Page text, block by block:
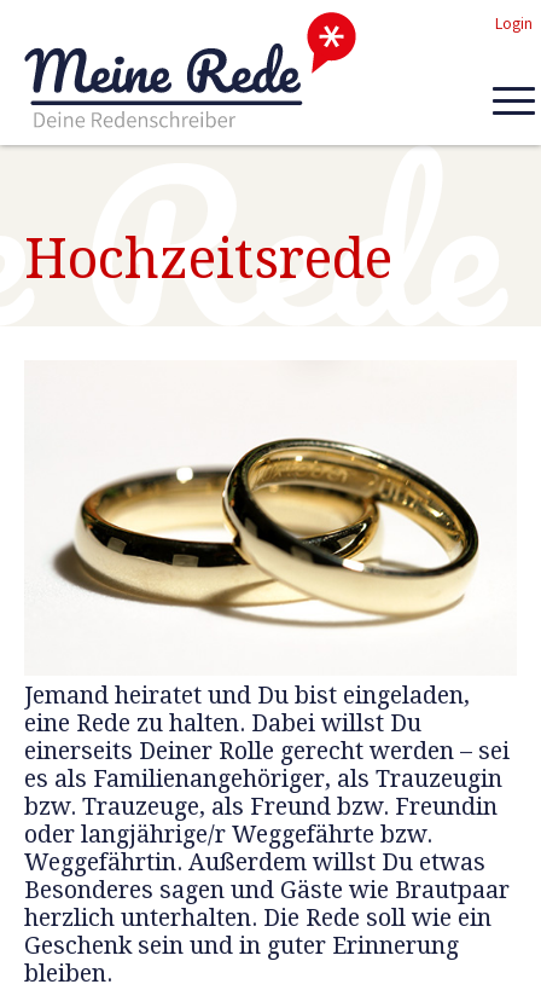
Login
Hochzeitsrede
Jemand heiratet und Du bist eingeladen,
eine Rede zu halten. Dabei willst Du
einerseits Deiner Rolle gerecht werden – sei
es als Familienangehöriger, als Trauzeugin
bzw. Trauzeuge, als Freund bzw. Freundin
oder langjährige/r Weggefährte bzw.
Weggefährtin. Außerdem willst Du etwas
Besonderes sagen und Gäste wie Brautpaar
herzlich unterhalten. Die Rede soll wie ein
Geschenk sein und in guter Erinnerung
bleiben.